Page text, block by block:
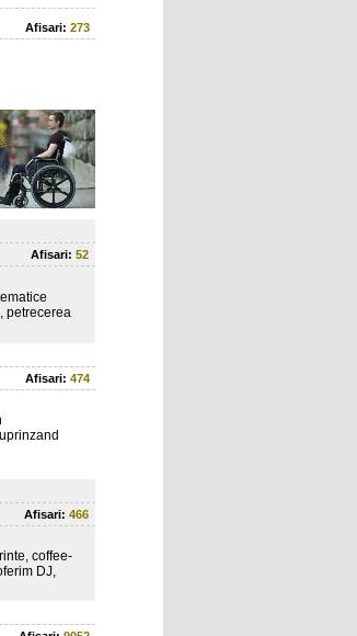
Afisari: 273
Afisari: 52
petrecerea
Afisari: 474
Afisari: 466
coffee-
DJ,